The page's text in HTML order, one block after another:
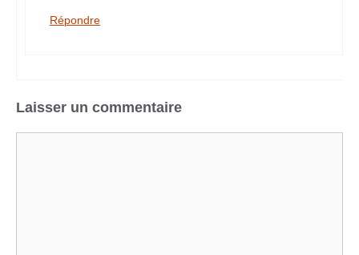
Répondre
Laisser un commentaire